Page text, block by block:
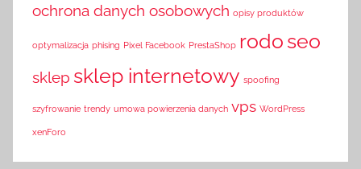
ochrona danych osobowych opisy produktów
optymalizacja phising Pixel Facebook PrestaShop rodo seo
sklep sklep internetowy spoofing
szyfrowanie trendy umowa powierzenia danych vps WordPress
xenForo